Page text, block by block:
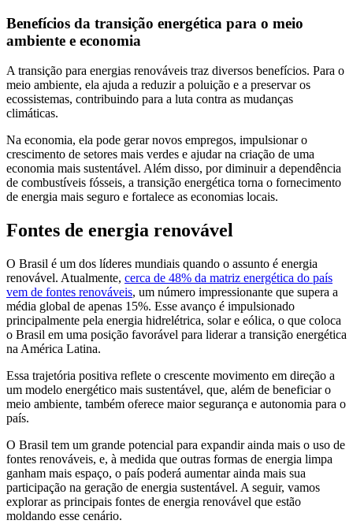
Benefícios da transição energética para o meio
ambiente e economia
A transição para energias renováveis traz diversos benefícios. Para o
meio ambiente, ela ajuda a reduzir a poluição e a preservar os
ecossistemas, contribuindo para a luta contra as mudanças
climáticas.
Na economia, ela pode gerar novos empregos, impulsionar o
crescimento de setores mais verdes e ajudar na criação de uma
economia mais sustentável. Além disso, por diminuir a dependência
de combustíveis fósseis, a transição energética torna o fornecimento
de energia mais seguro e fortalece as economias locais.
Fontes de energia renovável
O Brasil é um dos líderes mundiais quando o assunto é energia
renovável. Atualmente, cerca de 48% da matriz energética do país
vem de fontes renováveis, um número impressionante que supera a
média global de apenas 15%. Esse avanço é impulsionado
principalmente pela energia hidrelétrica, solar e eólica, o que coloca
o Brasil em uma posição favorável para liderar a transição energética
na América Latina.
Essa trajetória positiva reflete o crescente movimento em direção a
um modelo energético mais sustentável, que, além de beneficiar o
meio ambiente, também oferece maior segurança e autonomia para o
país.
O Brasil tem um grande potencial para expandir ainda mais o uso de
fontes renováveis, e, à medida que outras formas de energia limpa
ganham mais espaço, o país poderá aumentar ainda mais sua
participação na geração de energia sustentável. A seguir, vamos
explorar as principais fontes de energia renovável que estão
moldando esse cenário.